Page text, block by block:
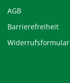
AGB
Barrierefreiheit
Widerrufsformular